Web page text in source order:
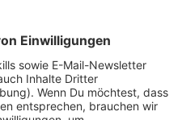
und Westfalen-
im Umfang der
in Nordrhein auf